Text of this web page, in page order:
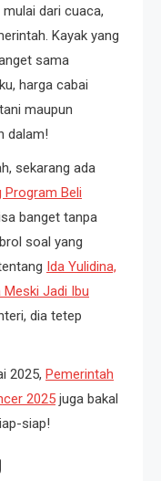
dari cuaca,
Kayak yang
sama
harga cabai
maupun
dalam!
sekarang ada
Program Beli
banget tanpa
soal yang
Ida Yulidina,
Meski Jadi Ibu
dia tetep
2025, Pemerintah
2025 juga bakal
siap!